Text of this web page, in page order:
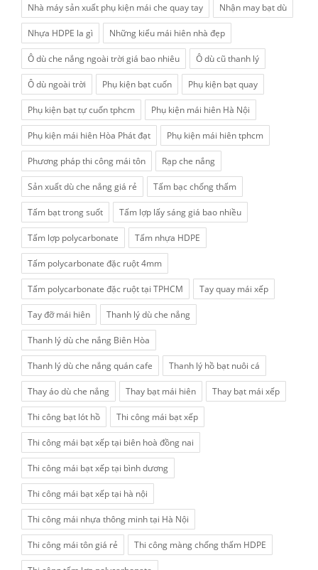
Nhà máy sản xuất phụ kiện mái che quay tay Nhận may bạt dù
Nhựa HDPE la gì Những kiểu mái hiên nhà đẹp
Ô dù che nắng ngoài trời giá bao nhiêu Ô dù cũ thanh lý
Ô dù ngoài trời Phụ kiện bạt cuốn Phụ kiện bạt quay
Phụ kiện bạt tự cuốn tphcm Phụ kiện mái hiên Hà Nội
Phụ kiện mái hiên Hòa Phát đạt Phụ kiện mái hiên tphcm
Phương pháp thi công mái tôn Rạp che nắng
Sản xuất dù che nắng giá rẻ Tấm bạc chống thấm
Tấm bạt trong suốt Tấm lợp lấy sáng giá bao nhiều
Tấm lợp polycarbonate Tấm nhựa HDPE
Tấm polycarbonate đặc ruột 4mm
Tấm polycarbonate đặc ruột tại TPHCM Tay quay mái xếp
Tay đỡ mái hiên Thanh lý dù che nắng
Thanh lý dù che nắng Biên Hòa
Thanh lý dù che nắng quán cafe Thanh lý hồ bạt nuôi cá
Thay áo dù che nắng Thay bạt mái hiên Thay bạt mái xếp
Thi công bạt lót hồ Thi công mái bạt xếp
Thi công mái bạt xếp tại biên hoà đồng nai
Thi công mái bạt xếp tại bình dương
Thi công mái bạt xếp tại hà nội
Thi công mái nhựa thông minh tại Hà Nội
Thi công mái tôn giá rẻ Thi công màng chống thấm HDPE